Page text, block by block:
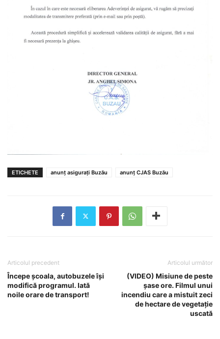
ETICHETE anunț asigurați Buzău anunț CJAS Buzău
Articolul precedent
Începe școala, autobuzele își
modifică programul. Iată
noile orare de transport!
Articolul următor
(VIDEO) Misiune de peste
șase ore. Filmul unui
incendiu care a mistuit zeci
de hectare de vegetație
uscată